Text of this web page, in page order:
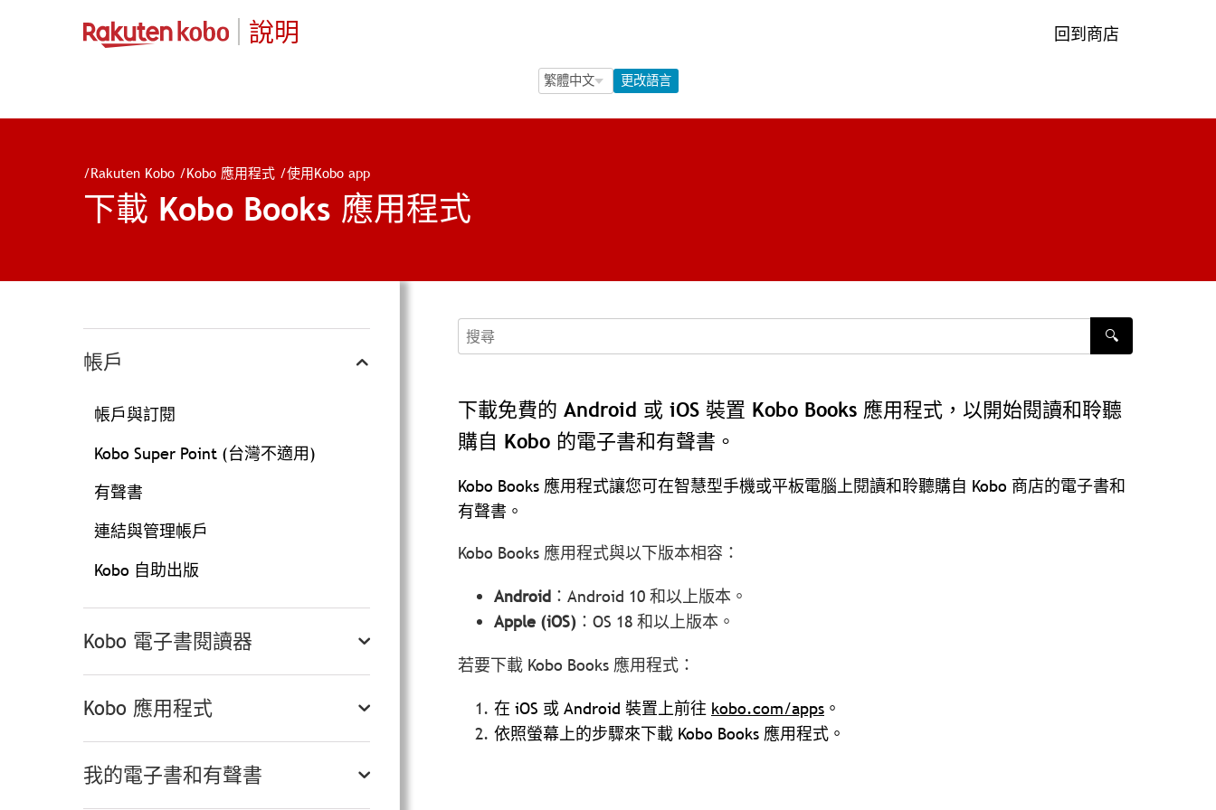
說明 回到商店
Language Selection
Language Selection
更改語言
/Rakuten Kobo /Kobo 應用程式 /使用Kobo app
下載 Kobo Books 應用程式
帳戶
帳戶與訂閱
Kobo Super Point (台灣不適用)
有聲書
連結與管理帳戶
Kobo 自助出版
Kobo 電子書閱讀器
Kobo 應用程式
我的電子書和有聲書
搜尋
🔍
下載免費的 Android 或 iOS 裝置 Kobo Books 應用程式，以開始閱讀和聆聽
購自 Kobo 的電子書和有聲書。
Kobo Books 應用程式讓您可在智慧型手機或平板電腦上閱讀和聆聽購自 Kobo 商店的電子書和
有聲書。
Kobo Books 應用程式與以下版本相容：
Android ：Android 10 和以上版本。
Apple (iOS) ：OS 18 和以上版本。
若要下載 Kobo Books 應用程式：
在 iOS 或 Android 裝置上前往 kobo.com/apps 。
依照螢幕上的步驟來下載 Kobo Books 應用程式。